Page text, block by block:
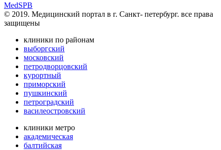
MedSPB
© 2019. Медицинский портал в г. Санкт- петербург. все права
защищены
клиники по районам
выборгский
московский
петродворцовский
курортный
приморский
пушкинский
петроградский
василеостровский
клиники метро
академическая
балтийская